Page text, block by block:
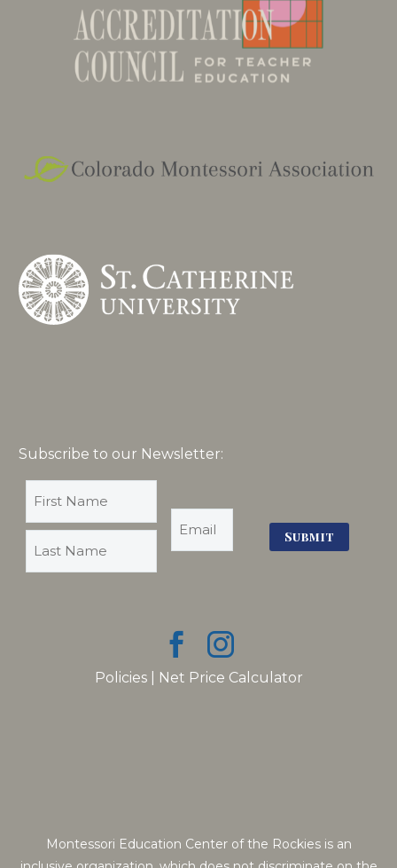
Subscribe to our Newsletter:
Policies| Net Price Calculator
Montessori Education Center of the Rockies is an